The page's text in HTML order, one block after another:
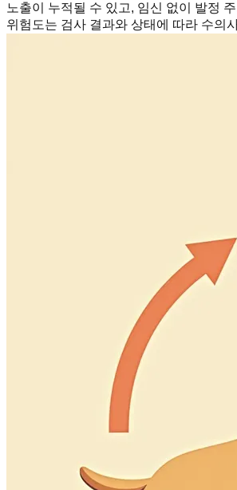
노출이 누적될 수 있고, 임신 없이 발정
위험도는 검사 결과와 상태에 따라 수의